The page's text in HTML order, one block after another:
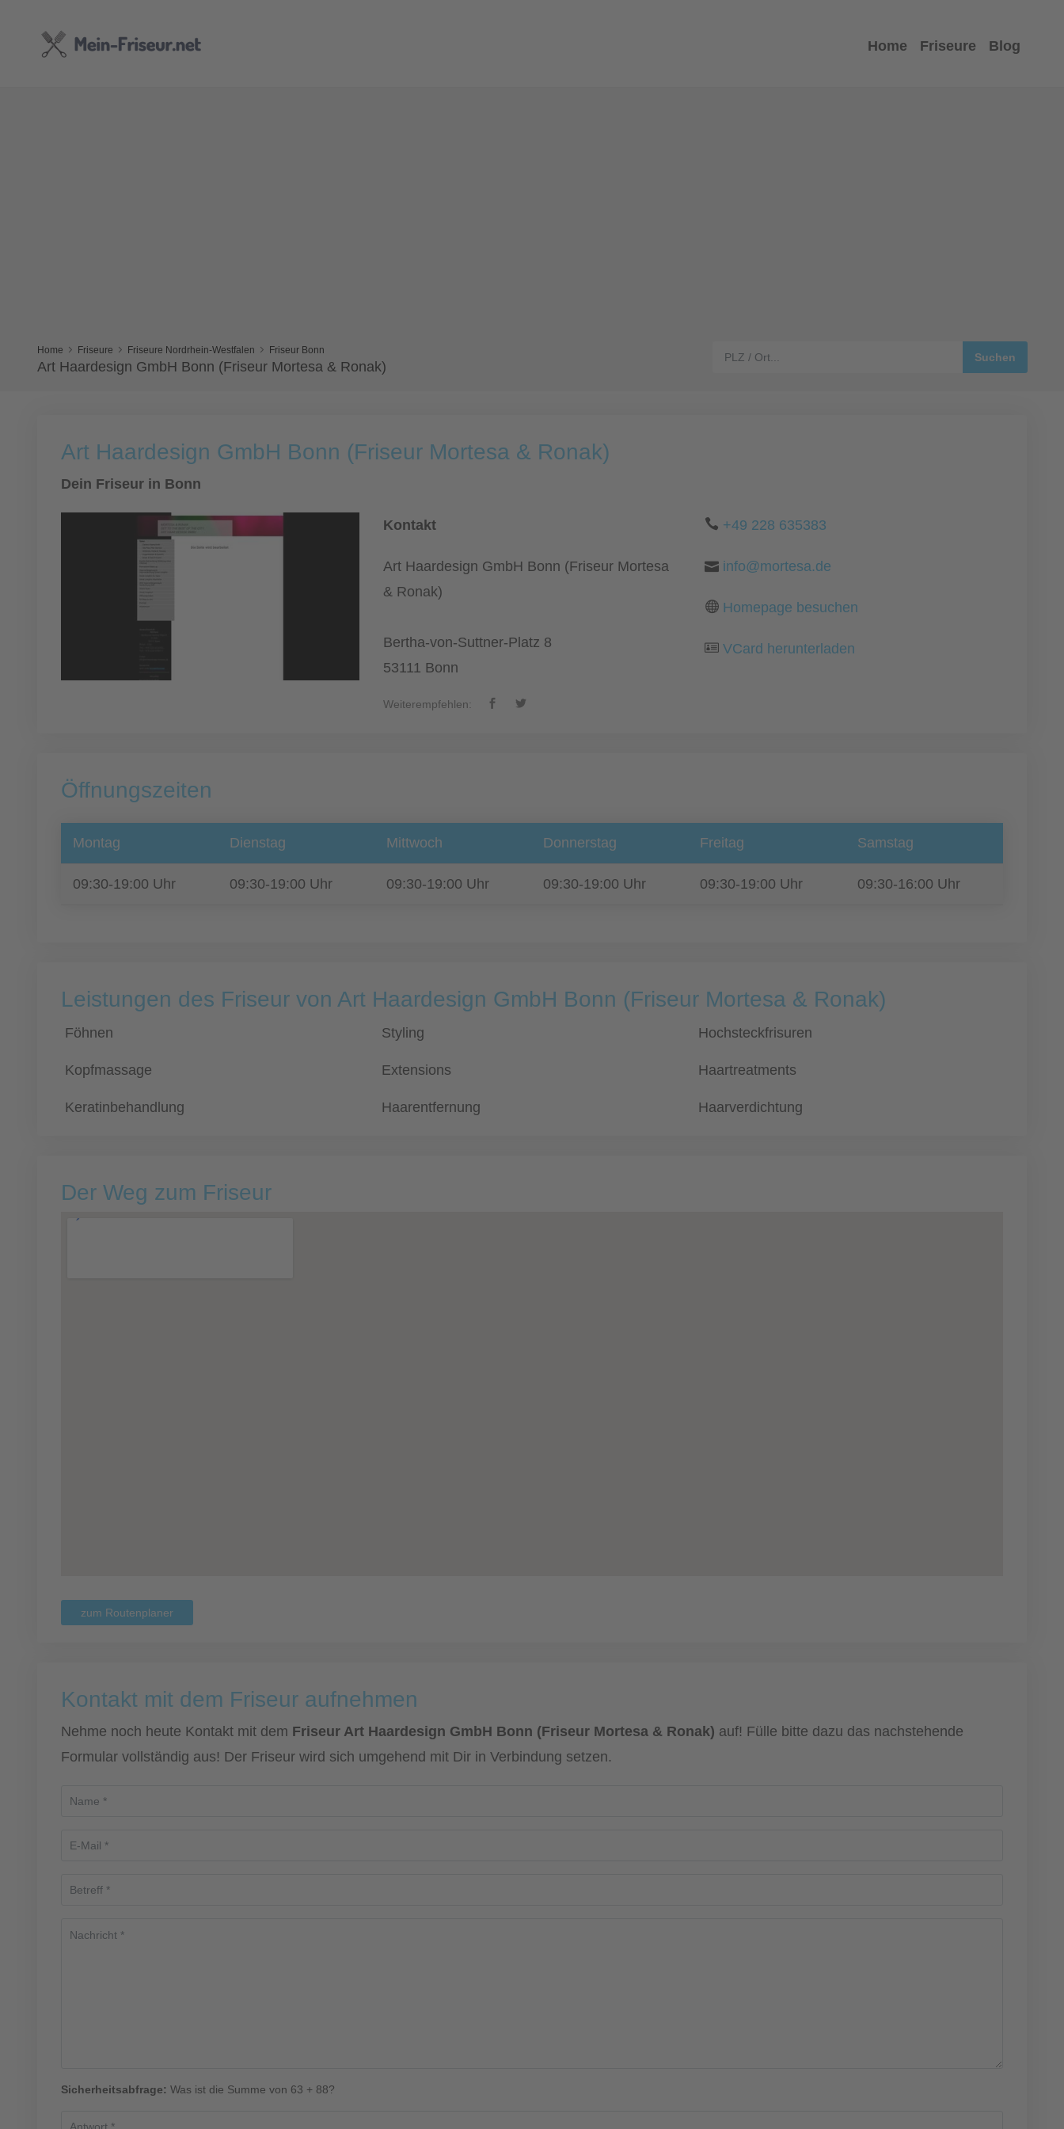
Home Friseure Blog
Home Friseure Friseure Nordrhein-Westfalen Friseur Bonn
Art Haardesign GmbH Bonn (Friseur Mortesa & Ronak)
Art Haardesign GmbH Bonn (Friseur Mortesa & Ronak)
Dein Friseur in Bonn
Kontakt
Art Haardesign GmbH Bonn (Friseur Mortesa
& Ronak)
Bertha-von-Suttner-Platz 8
53111 Bonn
Weiterempfehlen:
+49 228 635383
info@mortesa.de
Homepage besuchen
VCard herunterladen
Öffnungszeiten
Montag Dienstag Mittwoch Donnerstag Freitag Samstag
09:30-19:00 Uhr 09:30-19:00 Uhr 09:30-19:00 Uhr 09:30-19:00 Uhr 09:30-19:00 Uhr 09:30-16:00 Uhr
Leistungen des Friseur von Art Haardesign GmbH Bonn (Friseur Mortesa & Ronak)
Föhnen Styling Hochsteckfrisuren
Kopfmassage Extensions Haartreatments
Keratinbehandlung Haarentfernung Haarverdichtung
Der Weg zum Friseur
zum Routenplaner
Kontakt mit dem Friseur aufnehmen
Nehme noch heute Kontakt mit dem Friseur Art Haardesign GmbH Bonn (Friseur Mortesa & Ronak) auf! Fülle bitte dazu das nachstehende
Formular vollständig aus! Der Friseur wird sich umgehend mit Dir in Verbindung setzen.
Sicherheitsabfrage: Was ist die Summe von 63 + 88?